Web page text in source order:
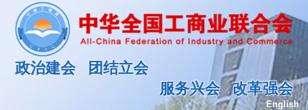
政治建会
团结立会
服务兴会 改革强会
English |